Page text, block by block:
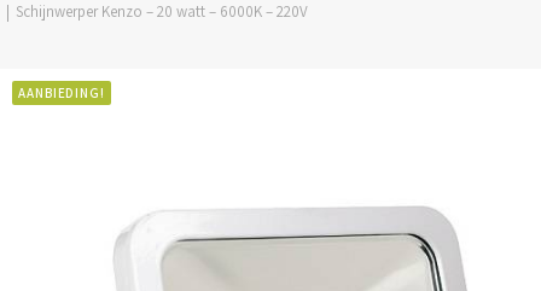
BUDGET ASSORTIMENT
Schijnwerper Kenzo – 20 watt – 6000K – 220V
AANBIEDING!